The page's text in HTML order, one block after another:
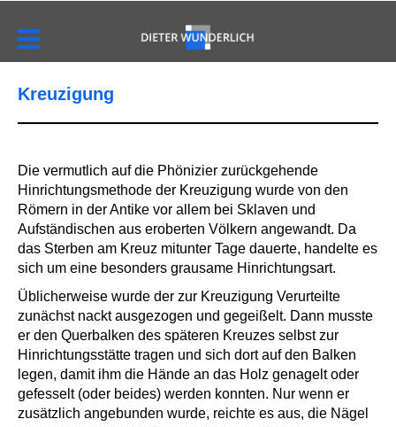
Kreuzigung
Die vermutlich auf die Phönizier zurückgehende
Hinrichtungsmethode der Kreuzigung wurde von den
Römern in der Antike vor allem bei Sklaven und
Aufständischen aus eroberten Völkern angewandt. Da
das Sterben am Kreuz mitunter Tage dauerte, handelte es
sich um eine besonders grausame Hinrichtungsart.
Üblicherweise wurde der zur Kreuzigung Verurteilte
zunächst nackt ausgezogen und gegeißelt. Dann musste
er den Querbalken des späteren Kreuzes selbst zur
Hinrichtungsstätte tragen und sich dort auf den Balken
legen, damit ihm die Hände an das Holz genagelt oder
gefesselt (oder beides) werden konnten. Nur wenn er
zusätzlich angebunden wurde, reichte es aus, die Nägel